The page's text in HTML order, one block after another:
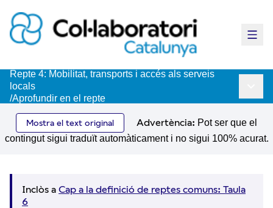
Repte 4: Mobilitat, transports i accés als serveis
locals
/Aprofundir en el repte
Mostra el text original Advertència: Pot ser que el
contingut sigui traduït automàticament i no sigui 100% acurat.
Inclòs a Cap a la definició de reptes comuns: Taula
6